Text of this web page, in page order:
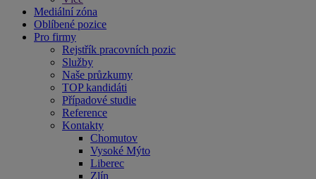
Mediální zóna
Oblíbené pozice
Pro firmy
Rejstřík pracovních pozic
Služby
Naše průzkumy
TOP kandidáti
Případové studie
Reference
Kontakty
Chomutov
Vysoké Mýto
Liberec
Zlín